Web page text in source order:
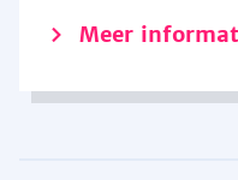
Meer